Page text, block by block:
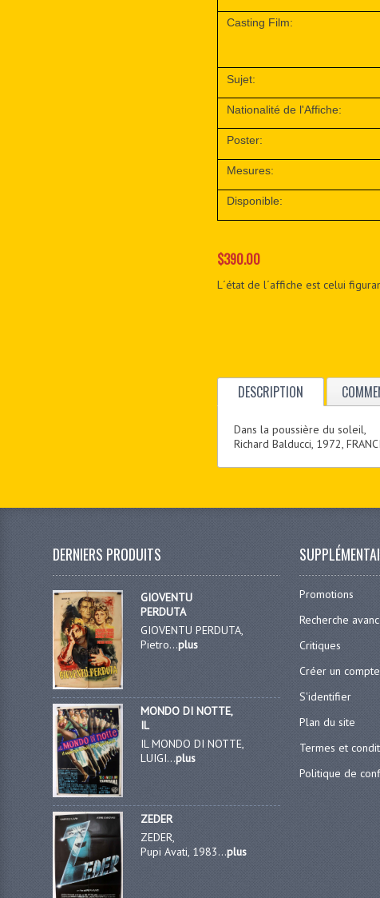
Casting Film:
Sujet:
Nationalité de l'Affiche:
Poster:
Mesures:
Disponible:
$390.00
L´état de l´affiche est celui
DESCRIPTION
Dans la poussière du soleil,
Richard Balducci, 1972,
DERNIERS PRODUITS
GIOVENTU
PERDUTA
GIOVENTU PERDUTA,
Pietro...plus
MONDO DI NOTTE,
IL
IL MONDO DI NOTTE,
LUIGI...plus
ZEDER
ZEDER,
Pupi Avati, 1983...plus
Promotions
Recherche
Critiques
Créer un compte
S'identifier
Plan du site
Termes et
Politique de